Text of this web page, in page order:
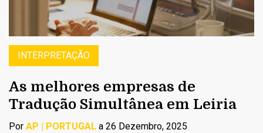
INTERPRETAÇÃO
As melhores empresas de
Tradução Simultânea em Leiria
Por AP | PORTUGAL a 26 Dezembro, 2025